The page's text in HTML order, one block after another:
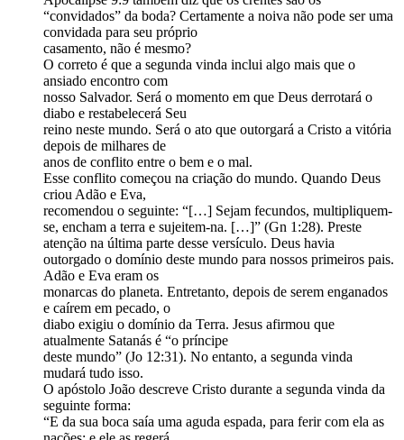
“convidados” da boda? Certamente a noiva não pode ser uma
convidada para seu próprio
casamento, não é mesmo?
O correto é que a segunda vinda inclui algo mais que o
ansiado encontro com
nosso Salvador. Será o momento em que Deus derrotará o
diabo e restabelecerá Seu
reino neste mundo. Será o ato que outorgará a Cristo a vitória
depois de milhares de
anos de conflito entre o bem e o mal.
Esse conflito começou na criação do mundo. Quando Deus
criou Adão e Eva,
recomendou o seguinte: “[…] Sejam fecundos, multipliquem-
se, encham a terra e sujeitem-na. […]” (Gn 1:28). Preste
atenção na última parte desse versículo. Deus havia
outorgado o domínio deste mundo para nossos primeiros pais.
Adão e Eva eram os
monarcas do planeta. Entretanto, depois de serem enganados
e caírem em pecado, o
diabo exigiu o domínio da Terra. Jesus afirmou que
atualmente Satanás é “o príncipe
deste mundo” (Jo 12:31). No entanto, a segunda vinda
mudará tudo isso.
O apóstolo João descreve Cristo durante a segunda vinda da
seguinte forma:
“E da sua boca saía uma aguda espada, para ferir com ela as